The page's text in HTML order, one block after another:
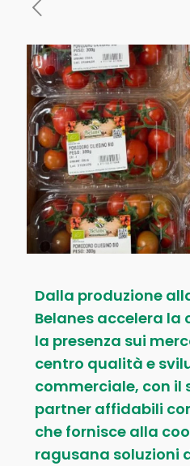
Dalla produzione
Belanes accelera la
la presenza sui
centro qualità e
commerciale, con il
partner affidabili
che fornisce alla
ragusana soluzioni